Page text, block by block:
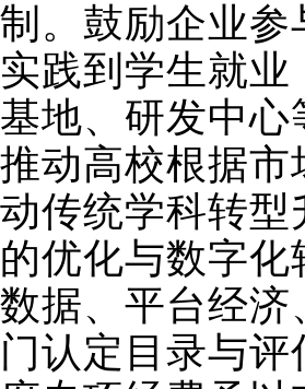
制。鼓励企业
实践到学生就
基地、研发中
推动高校根据
动传统学科转
的优化与数字
数据、平台经
门认定目录与